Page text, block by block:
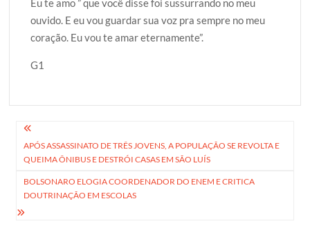
Eu te amo ” que você disse foi sussurrando no meu
ouvido. E eu vou guardar sua voz pra sempre no meu
coração. Eu vou te amar eternamente”.
G1
Navegação
de
Post
APÓS ASSASSINATO DE TRÊS JOVENS, A POPULAÇÃO SE REVOLTA E
QUEIMA ÔNIBUS E DESTRÓI CASAS EM SÃO LUÍS
BOLSONARO ELOGIA COORDENADOR DO ENEM E CRITICA
DOUTRINAÇÃO EM ESCOLAS